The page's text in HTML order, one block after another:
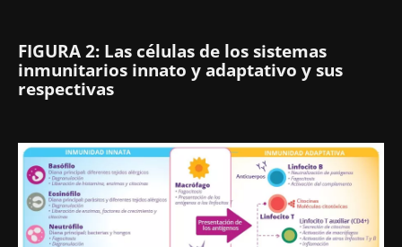
FIGURA 2: Las células de los sistemas
inmunitarios innato y adaptativo y sus
respectivas